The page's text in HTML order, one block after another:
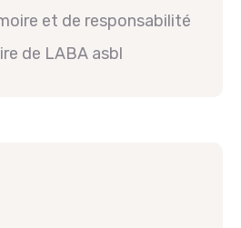
et de responsabilité
de LABA asbl